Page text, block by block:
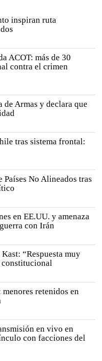
inspiran ruta
ACOT: más de 30
contra el crimen
de Armas y declara que
tras sistema frontal:
No Alineados tras
en EE.UU. y amenaza
con Irán
“Respuesta muy
retenidos en
en vivo en
con facciones del